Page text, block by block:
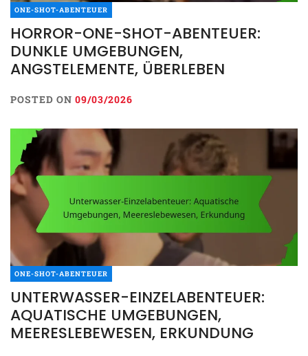
ONE-SHOT-ABENTEUER
HORROR-ONE-SHOT-ABENTEUER:
DUNKLE UMGEBUNGEN,
ANGSTELEMENTE, ÜBERLEBEN
POSTED ON 09/03/2026
ONE-SHOT-ABENTEUER
UNTERWASSER-EINZELABENTEUER:
AQUATISCHE UMGEBUNGEN,
MEERESLEBEWESEN, ERKUNDUNG